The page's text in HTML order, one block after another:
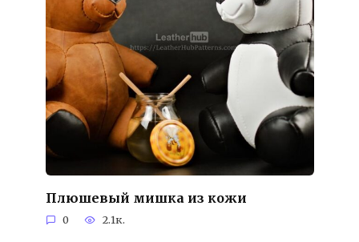
Плюшевый мишка из кожи
0 2.1к.